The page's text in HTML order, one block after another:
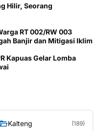
Hilir, Seorang
RT 002/RW 003
Banjir dan Mitigasi Iklim
Kapuas Gelar Lomba
Kalteng (189)